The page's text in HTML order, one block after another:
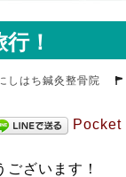
！
しはち鍼灸整骨院
Pocket
ざいます！